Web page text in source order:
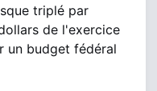
triplé par
de l'exercice
un budget fédéral